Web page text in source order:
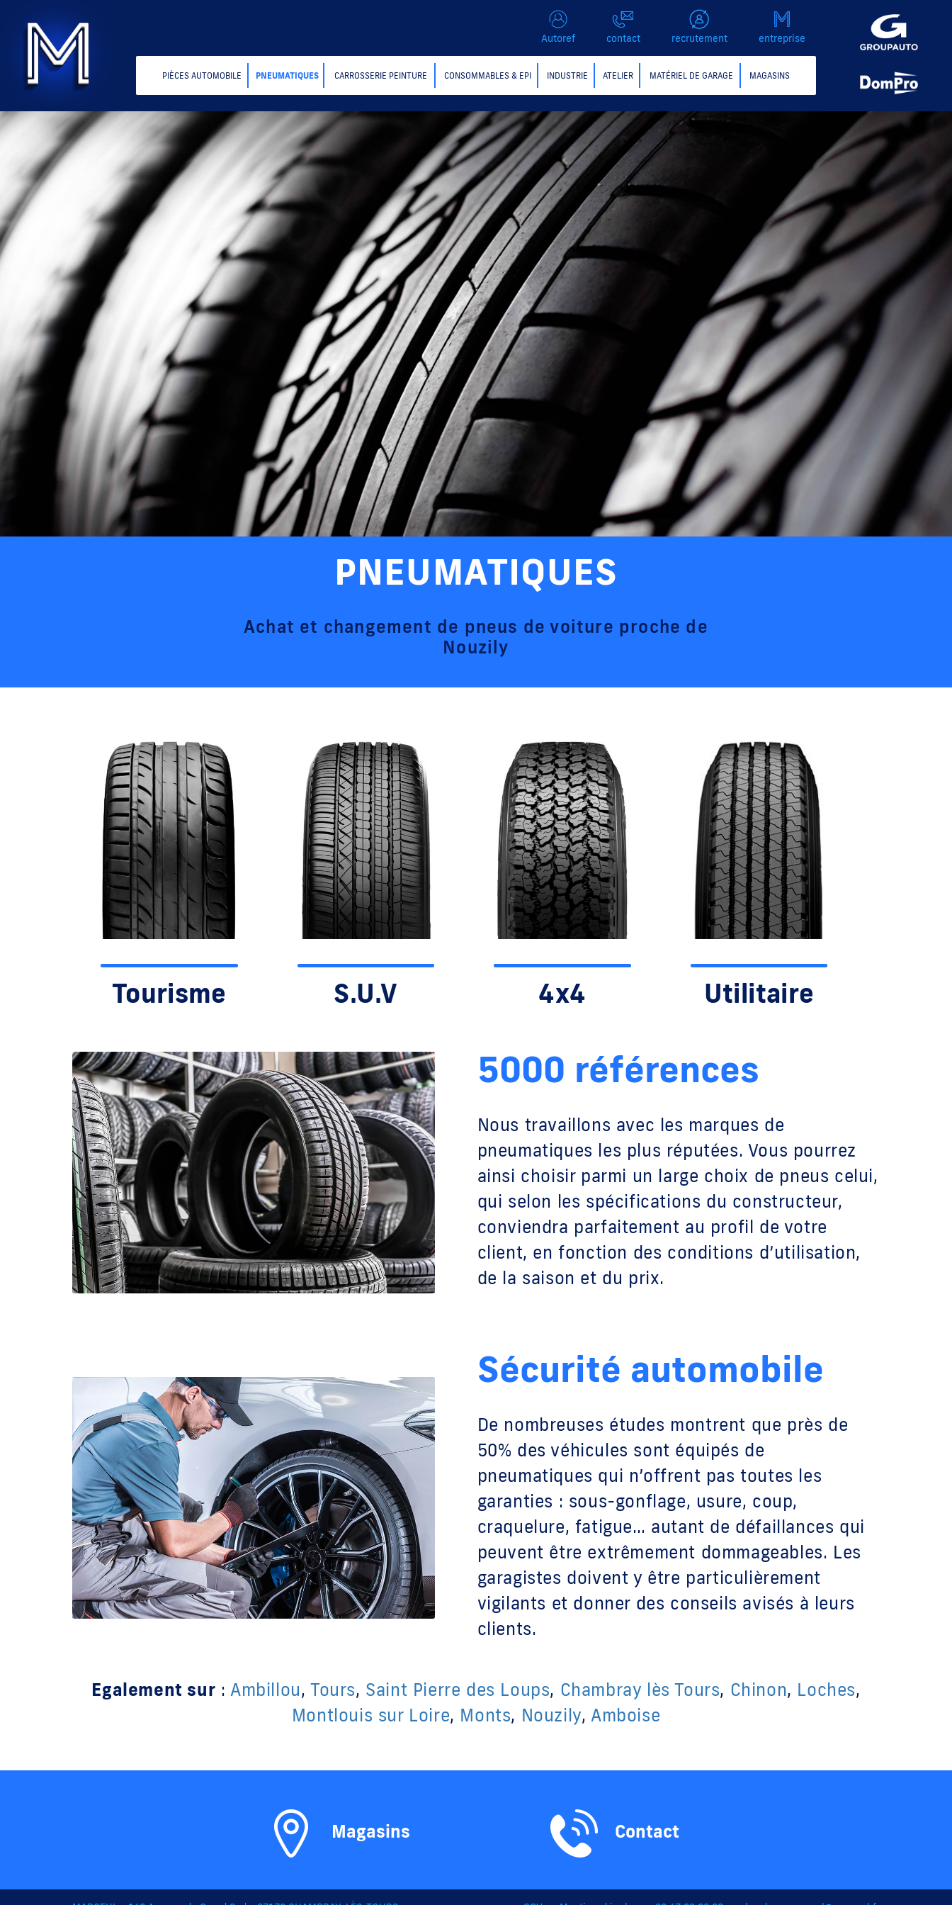
Autoref contact recrutement entreprise
PIÈCES AUTOMOBILE PNEUMATIQUES CARROSSERIE PEINTURE CONSOMMABLES & EPI INDUSTRIE ATELIER MATÉRIEL DE GARAGE MAGASINS
PNEUMATIQUES
Achat et changement de pneus de voiture proche de
Nouzily
Tourisme S.U.V 4x4 Utilitaire
5000 références
Nous travaillons avec les marques de
pneumatiques les plus réputées. Vous pourrez
ainsi choisir parmi un large choix de pneus celui,
qui selon les spécifications du constructeur,
conviendra parfaitement au profil de votre
client, en fonction des conditions d’utilisation,
de la saison et du prix.
Sécurité automobile
De nombreuses études montrent que près de
50% des véhicules sont équipés de
pneumatiques qui n’offrent pas toutes les
garanties : sous-gonflage, usure, coup,
craquelure, fatigue… autant de défaillances qui
peuvent être extrêmement dommageables. Les
garagistes doivent y être particulièrement
vigilants et donner des conseils avisés à leurs
clients.
Egalement sur : Ambillou, Tours, Saint Pierre des Loups, Chambray lès Tours, Chinon, Loches,
Montlouis sur Loire, Monts, Nouzily, Amboise
Magasins Contact